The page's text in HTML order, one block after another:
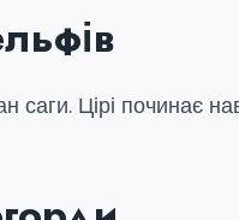
Цірі починає